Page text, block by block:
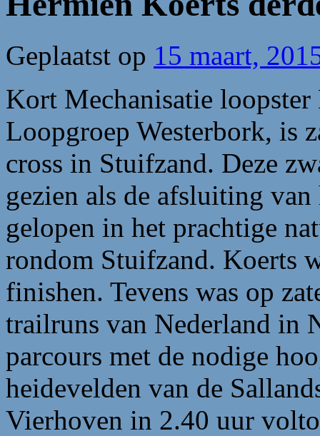
Geplaatst op 15 maart,
Kort Mechanisatie
Loopgroep Westerbork, is
cross in Stuifzand. Deze
gezien als de afsluiting
gelopen in het prachtige
rondom Stuifzand. Koerts
finishen. Tevens was op
trailruns van Nederland in
parcours met de nodige
heidevelden van de
Vierhoven in 2.40 uur